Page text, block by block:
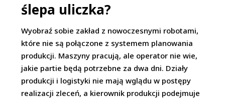
ślepa uliczka?
Wyobraź sobie zakład z nowoczesnymi robotami,
które nie są połączone z systemem planowania
produkcji. Maszyny pracują, ale operator nie wie,
jakie partie będą potrzebne za dwa dni. Działy
produkcji i logistyki nie mają wglądu w postępy
realizacji zleceń, a kierownik produkcji podejmuje